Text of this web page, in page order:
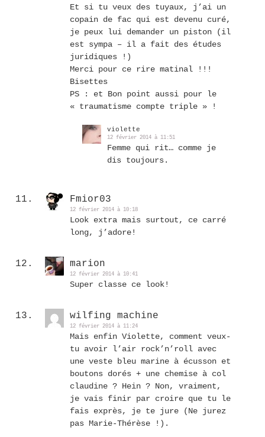
Et si tu veux des tuyaux, j’ai un
copain de fac qui est devenu curé,
je peux lui demander un piston (il
est sympa – il a fait des études
juridiques !)
Merci pour ce rire matinal !!!
Bisettes
PS : et Bon point aussi pour le
« traumatisme compte triple » !
violette
12 février 2014 à 11:51
Femme qui rit… comme je
dis toujours.
Fmior03
12 février 2014 à 10:18
Look extra mais surtout, ce carré
long, j’adore!
marion
12 février 2014 à 10:41
Super classe ce look!
wilfing machine
12 février 2014 à 11:24
Mais enfin Violette, comment veux-
tu avoir l’air rock’n’roll avec
une veste bleu marine à écusson et
boutons dorés + une chemise à col
claudine ? Hein ? Non, vraiment,
je vais finir par croire que tu le
fais exprès, je te jure (Ne jurez
pas Marie-Thérèse !).